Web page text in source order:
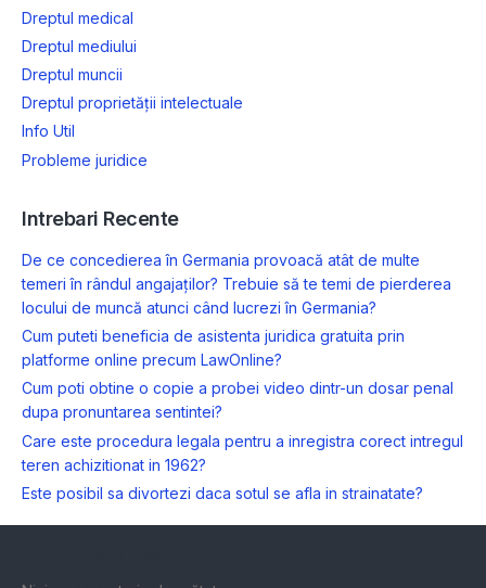
Dreptul medical
Dreptul mediului
Dreptul muncii
Dreptul proprietății intelectuale
Info Util
Probleme juridice
Intrebari Recente
De ce concedierea în Germania provoacă atât de multe
temeri în rândul angajaților? Trebuie să te temi de pierderea
locului de muncă atunci când lucrezi în Germania?
Cum puteti beneficia de asistenta juridica gratuita prin
platforme online precum LawOnline?
Cum poti obtine o copie a probei video dintr-un dosar penal
dupa pronuntarea sentintei?
Care este procedura legala pentru a inregistra corect intregul
teren achizitionat in 1962?
Este posibil sa divortezi daca sotul se afla in strainatate?